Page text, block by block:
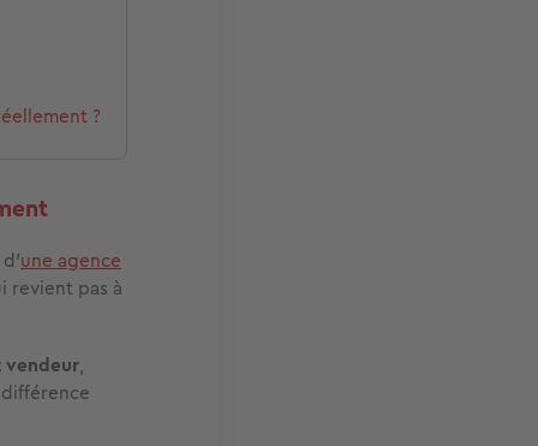
?
d'une agence
revient pas à
vendeur,